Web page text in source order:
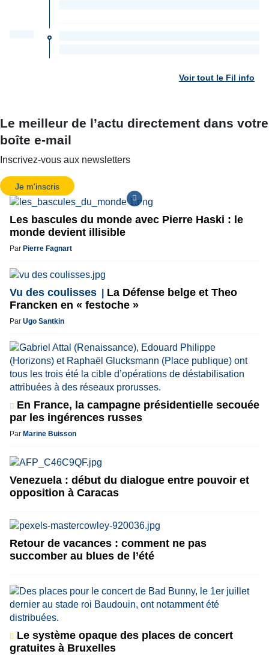
Voir tout le Fil info
Le meilleur de l’actu directement dans votre
boîte e-mail
Inscrivez-vous aux newsletters
Je m'inscris
Les bascules du monde avec Pierre Haski : le
monde devient illisible
Par Pierre Fagnart
Vu des coulisses
La Défense belge et Theo
Francken en « festoche »
Par Ugo Santkin
En France, la campagne présidentielle secouée
par les ingérences russes
Par Marine Buisson
Venezuela : début du dialogue entre pouvoir et
opposition à Caracas
Retour de vacances : comment ne pas
succomber au blues de l’été
Le système opaque des places de concert
gratuites à Bruxelles